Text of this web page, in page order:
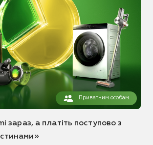
Приватним особам
зараз, а платіть поступово з